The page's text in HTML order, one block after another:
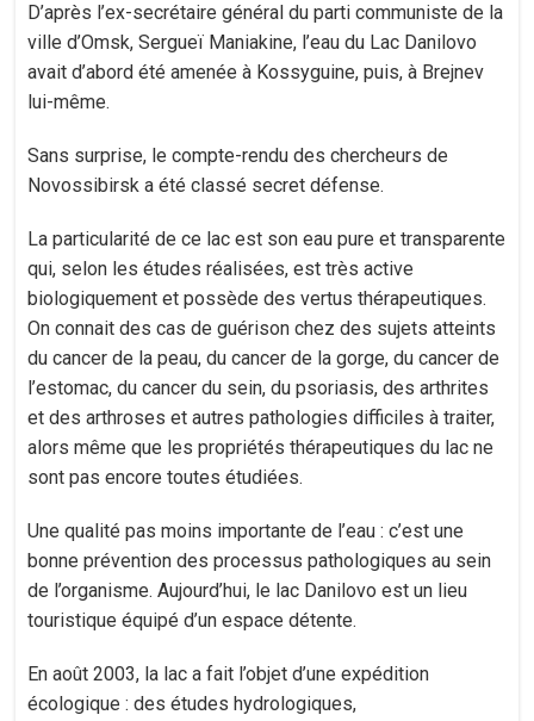
D’après l’ex-secrétaire général du parti communiste de la
ville d’Omsk, Sergueï Maniakine, l’eau du Lac Danilovo
avait d’abord été amenée à Kossyguine, puis, à Brejnev
lui-même.
Sans surprise, le compte-rendu des chercheurs de
Novossibirsk a été classé secret défense.
La particularité de ce lac est son eau pure et transparente
qui, selon les études réalisées, est très active
biologiquement et possède des vertus thérapeutiques.
On connait des cas de guérison chez des sujets atteints
du cancer de la peau, du cancer de la gorge, du cancer de
l’estomac, du cancer du sein, du psoriasis, des arthrites
et des arthroses et autres pathologies difficiles à traiter,
alors même que les propriétés thérapeutiques du lac ne
sont pas encore toutes étudiées.
Une qualité pas moins importante de l’eau : c’est une
bonne prévention des processus pathologiques au sein
de l’organisme. Aujourd’hui, le lac Danilovo est un lieu
touristique équipé d’un espace détente.
En août 2003, la lac a fait l’objet d’une expédition
écologique : des études hydrologiques,